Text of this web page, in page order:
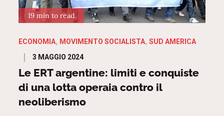
19 min to read
ECONOMIA MOVIMENTO SOCIALISTA SUD AMERICA
Posted
on
3 MAGGIO 2024
Le ERT argentine: limiti e conquiste
di una lotta operaia contro il
neoliberismo